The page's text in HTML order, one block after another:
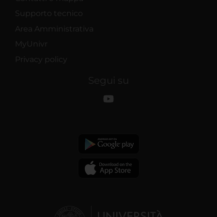
Supporto tecnico
Area Amministrativa
MyUnivr
Privacy policy
Segui su